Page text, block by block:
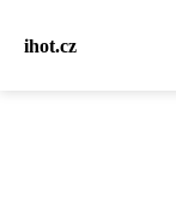
ihot.cz